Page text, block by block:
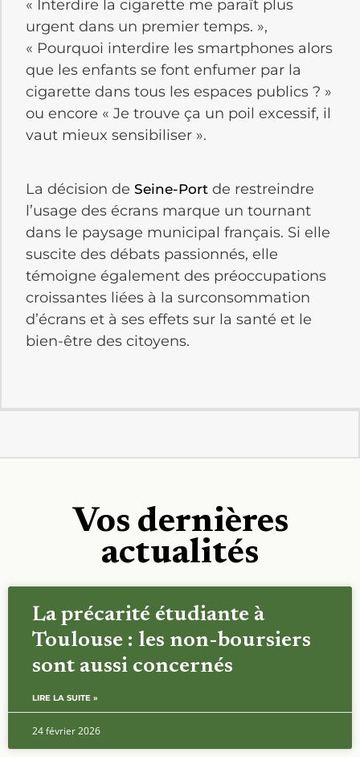
« Interdire la cigarette me paraît plus
urgent dans un premier temps. »,
« Pourquoi interdire les smartphones alors
que les enfants se font enfumer par la
cigarette dans tous les espaces publics ? »
ou encore « Je trouve ça un poil excessif, il
vaut mieux sensibiliser ».
La décision de Seine-Port de restreindre
l’usage des écrans marque un tournant
dans le paysage municipal français. Si elle
suscite des débats passionnés, elle
témoigne également des préoccupations
croissantes liées à la surconsommation
d’écrans et à ses effets sur la santé et le
bien-être des citoyens.
Vos dernières
actualités
La précarité étudiante à
Toulouse : les non-boursiers
sont aussi concernés
LIRE LA SUITE »
24 février 2026